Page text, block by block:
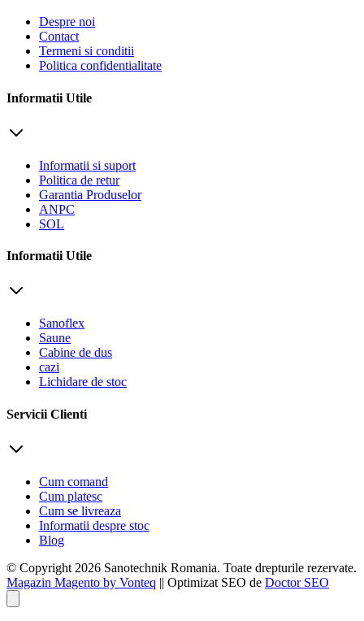
Despre noi
Contact
Termeni si conditii
Politica confidentialitate
Informatii Utile
Informatii si suport
Politica de retur
Garantia Produselor
ANPC
SOL
Informatii Utile
Sanoflex
Saune
Cabine de dus
cazi
Lichidare de stoc
Servicii Clienti
Cum comand
Cum platesc
Cum se livreaza
Informatii despre stoc
Blog
© Copyright 2026 Sanotechnik Romania. Toate drepturile rezervate.
Magazin Magento by Vonteq || Optimizat SEO de Doctor SEO